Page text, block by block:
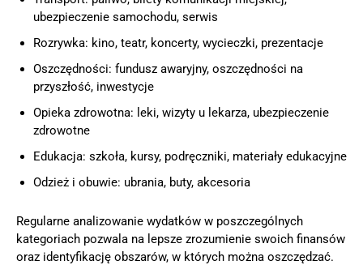
ubezpieczenie samochodu, serwis
Rozrywka: kino, teatr, koncerty, wycieczki, prezentacje
Oszczędności: fundusz awaryjny, oszczędności na
przyszłość, inwestycje
Opieka zdrowotna: leki, wizyty u lekarza, ubezpieczenie
zdrowotne
Edukacja: szkoła, kursy, podręczniki, materiały edukacyjne
Odzież i obuwie: ubrania, buty, akcesoria
Regularne analizowanie wydatków w poszczególnych
kategoriach pozwala na lepsze zrozumienie swoich finansów
oraz identyfikację obszarów, w których można oszczędzać.